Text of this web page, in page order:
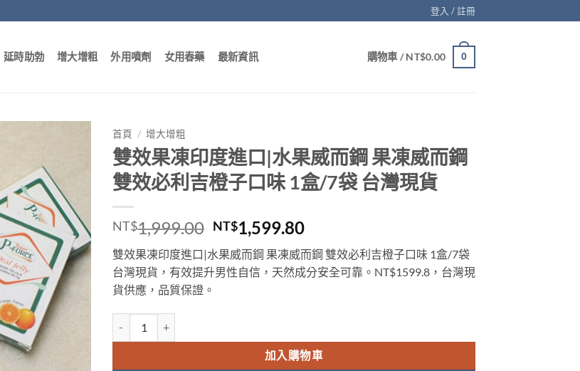
登入 / 註冊
延時助勃 增大增粗 外用噴劑 女用春藥 最新資訊 購物車 /NT$0.00 0
首頁 / 增大增粗
雙效果凍印度進口|水果威而鋼 果凍威而鋼
雙效必利吉橙子口味 1盒/7袋 台灣現貨
NT$1,999.00 原
始
價
格：
NT$1,599.80目
前
價
格：
雙效果凍印度進口|水果威而鋼 果凍威而鋼 雙效必利吉橙子口味 1盒/7袋
台灣現貨，有效提升男性自信，天然成分安全可靠。NT$1599.8，台灣現
貨供應，品質保證。
加入購物車